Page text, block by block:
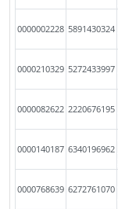
0000002228 5891430324
0000210329 5272433997
0000082622 2220676195
0000140187 6340196962
0000768639 6272761070